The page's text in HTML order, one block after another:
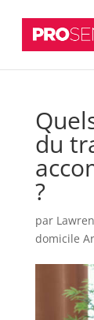
du
?
par
domicile